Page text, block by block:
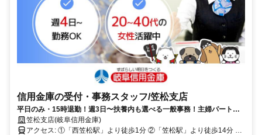
信用金庫の受付・事務スタッフ/笠松支店
平日のみ・15時退勤！週3日〜扶養内も選べる一般事務！主婦パート活
躍中の金融事務アルバイト・パート募集◎
笠松支店(岐阜信用金庫)
アクセス: ①「西笠松駅」より徒歩1分 ②「笠松駅」より徒歩14分 ◎